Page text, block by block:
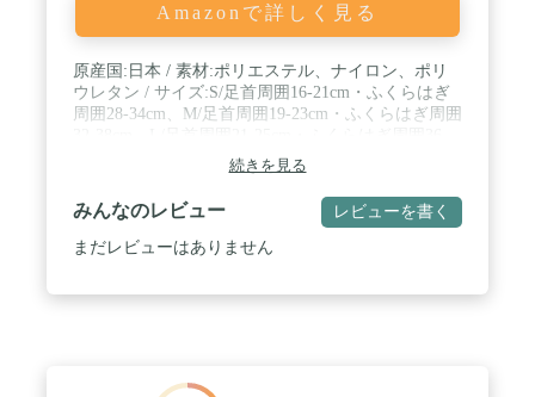
Amazonで詳しく見る
原産国:日本 / 素材:ポリエステル、ナイロン、ポリ
ウレタン / サイズ:S/足首周囲16-21cm・ふくらはぎ
周囲28-34cm、M/足首周囲19-23cm・ふくらはぎ周囲
42cm / フクラハギ用 / 2枚組み / カラー:ブラック
続きを見る
みんなのレビュー レビューを書く
まだレビューはありません